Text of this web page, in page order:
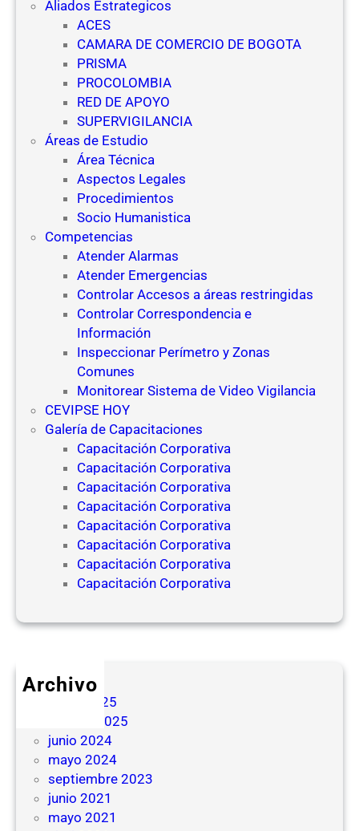
Aliados Estrategicos
ACES
CAMARA DE COMERCIO DE BOGOTA
PRISMA
PROCOLOMBIA
RED DE APOYO
SUPERVIGILANCIA
Áreas de Estudio
Área Técnica
Aspectos Legales
Procedimientos
Socio Humanistica
Competencias
Atender Alarmas
Atender Emergencias
Controlar Accesos a áreas restringidas
Controlar Correspondencia e
Información
Inspeccionar Perímetro y Zonas
Comunes
Monitorear Sistema de Video Vigilancia
CEVIPSE HOY
Galería de Capacitaciones
Capacitación Corporativa
Capacitación Corporativa
Capacitación Corporativa
Capacitación Corporativa
Capacitación Corporativa
Capacitación Corporativa
Capacitación Corporativa
Capacitación Corporativa
Archivo
mayo 2025
febrero 2025
junio 2024
mayo 2024
septiembre 2023
junio 2021
mayo 2021